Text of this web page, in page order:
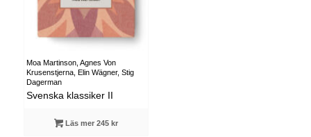
Moa Martinson, Agnes Von
Krusenstjerna, Elin Wägner, Stig
Dagerman
Svenska klassiker II
Läs mer 245 kr